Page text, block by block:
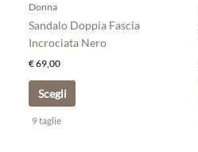
Donna
Sandalo Doppia Fascia
Incrociata Nero
€69,00
Scegli
nella
pagina
9 taglie